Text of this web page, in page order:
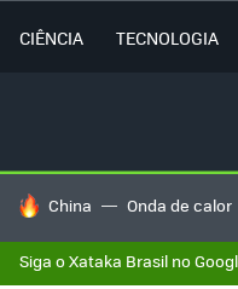
CIÊNCIA TECNOLOGIA
TENDÊNCIAS DO DIA
China Onda de calor
Siga o Xataka Brasil no